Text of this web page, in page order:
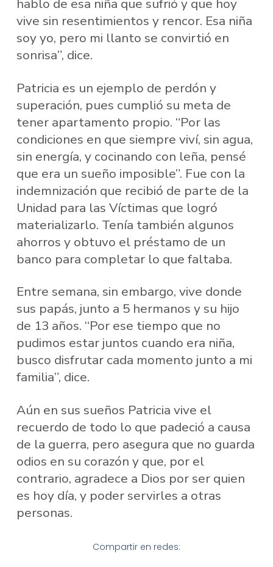
hablo de esa niña que sufrió y que hoy
vive sin resentimientos y rencor. Esa niña
soy yo, pero mi llanto se convirtió en
sonrisa”, dice.
Patricia es un ejemplo de perdón y
superación, pues cumplió su meta de
tener apartamento propio. “Por las
condiciones en que siempre viví, sin agua,
sin energía, y cocinando con leña, pensé
que era un sueño imposible”. Fue con la
indemnización que recibió de parte de la
Unidad para las Víctimas que logró
materializarlo. Tenía también algunos
ahorros y obtuvo el préstamo de un
banco para completar lo que faltaba.
Entre semana, sin embargo, vive donde
sus papás, junto a 5 hermanos y su hijo
de 13 años. “Por ese tiempo que no
pudimos estar juntos cuando era niña,
busco disfrutar cada momento junto a mi
familia”, dice.
Aún en sus sueños Patricia vive el
recuerdo de todo lo que padeció a causa
de la guerra, pero asegura que no guarda
odios en su corazón y que, por el
contrario, agradece a Dios por ser quien
es hoy día, y poder servirles a otras
personas.
Compartir en redes: